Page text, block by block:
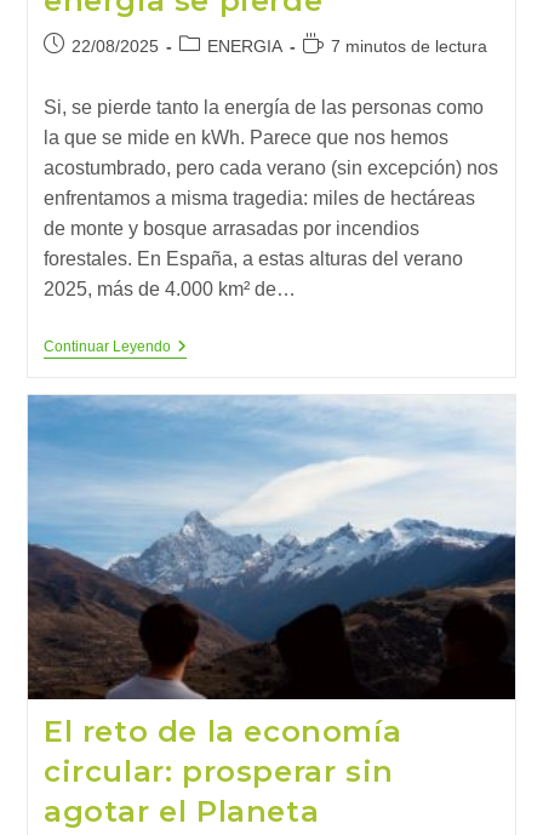
Publicación
entrada:
22/08/2025
Categoría
entrada:
ENERGIA
Tiempo7 minutos de lectura
Si, se pierde tanto la energía de las personas como
la que se mide en kWh. Parece que nos hemos
acostumbrado, pero cada verano (sin excepción) nos
enfrentamos a misma tragedia: miles de hectáreas
de monte y bosque arrasadas por incendios
forestales. En España, a estas alturas del verano
2025, más de 4.000 km² de…
Continuar LeyendoCuando
Energía
Se
El reto de la economía
circular: prosperar sin
agotar el Planeta